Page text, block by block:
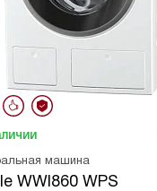
машина
WWI860 WPS